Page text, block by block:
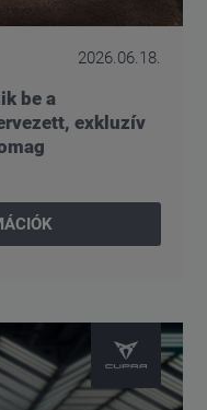
2026.06.18.
be a
exkluzív